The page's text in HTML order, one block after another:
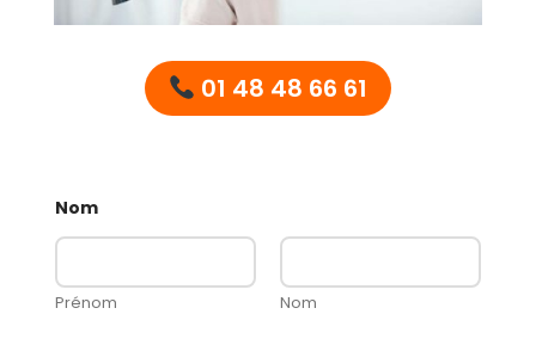
01 48 48 66 61
Nom
Prénom Nom